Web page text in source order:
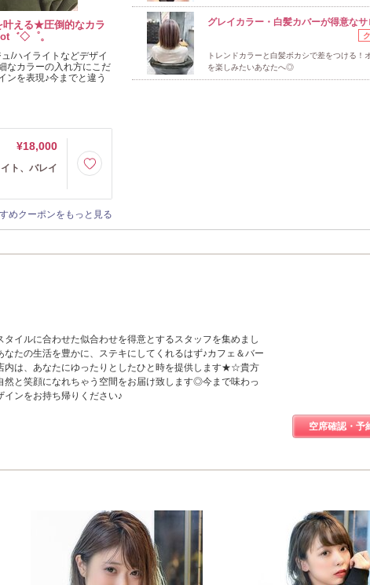
叶える★圧倒的なカラ
゛◇゜。
/ハイライトなどデザイ
なカラーの入れ方にこだ
ンを表現♪今までと違う
¥18,000
ト、バレイ
めクーポンをもっと見る
グレイカラー・白髪カバーが得意なサ
トレンドカラーと白髪ボカシで差をつける！
を楽しみたいあなたへ◎
タイルに合わせた似合わせを得意とするスタッフを集めまし
なたの生活を豊かに、ステキにしてくれるはず♪カフェ＆バー
内は、あなたにゆったりとしたひと時を提供します★☆貴方
然と笑顔になれちゃう空間をお届け致します◎今まで味わっ
インをお持ち帰りください♪
空席確認・予